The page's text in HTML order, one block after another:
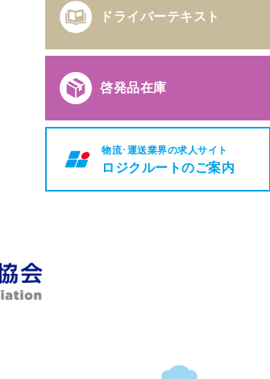
ドライバーテキスト
啓発品在庫
物流･運送業界の求人サイト
ロジクルートのご案内